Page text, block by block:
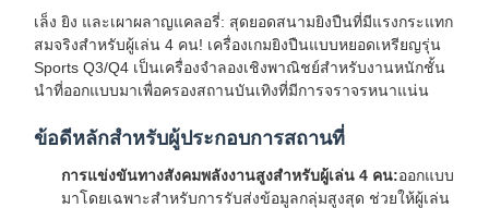
เล็ง ยิง และเผาผลาญแคลอรี่: สุดยอดสนามยิงปืนที่มีแรงกระแทก
สมจริงสำหรับผู้เล่น 4 คน! เครื่องเกมยิงปืนแบบหยอดเหรียญรุ่น
Sports Q3/Q4 เป็นเครื่องจำลองเชิงพาณิชย์สำหรับงานหนักชั้น
นำที่ออกแบบมาเพื่อครองสถานบันเทิงที่มีการจราจรหนาแน่น
ข้อดีหลักสำหรับผู้ประกอบการสถานที่
การแข่งขันทางสังคมพลังงานสูงสำหรับผู้เล่น 4 คน:ออกแบบ
มาโดยเฉพาะสำหรับการรับส่งข้อมูลกลุ่มสูงสุด ช่วยให้ผู้เล่น